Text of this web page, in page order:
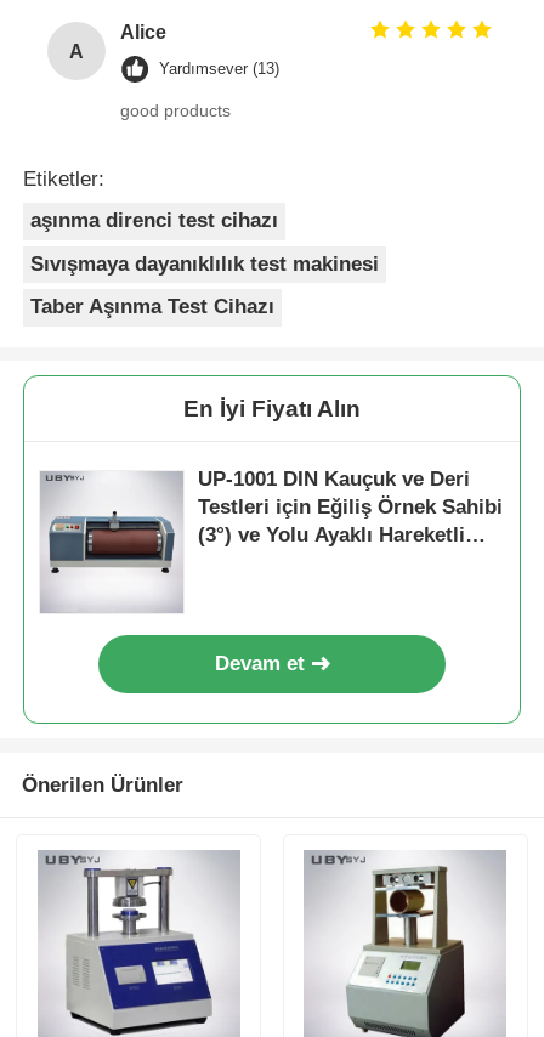
A
Alice
Yardımsever (13)
good products
Etiketler:
aşınma direnci test cihazı
Sıvışmaya dayanıklılık test makinesi
Taber Aşınma Test Cihazı
En İyi Fiyatı Alın
UP-1001 DIN Kauçuk ve Deri
Testleri için Eğiliş Örnek Sahibi
(3°) ve Yolu Ayaklı Hareketli
Devam et
Önerilen Ürünler